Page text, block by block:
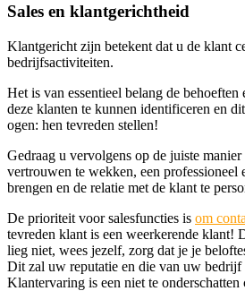
Sales en klantgerichtheid
Klantgericht zijn betekent dat u de klant
bedrijfsactiviteiten.
Het is van essentieel belang de
deze klanten te kunnen identificeren en
ogen: hen tevreden stellen!
Gedraag u vervolgens op de juiste
vertrouwen te wekken, een professioneel
brengen en de relatie met de klant te
De prioriteit voor salesfuncties is om
tevreden klant is een weerkerende klant!
lieg niet, wees jezelf, zorg dat je je
Dit zal uw reputatie en die van uw bedrijf
Klantervaring is een niet te